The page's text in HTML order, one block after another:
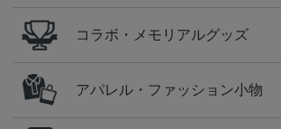
コラボ・メモリアルグッズ
アパレル・ファッション小物